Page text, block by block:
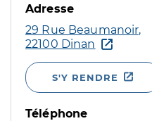
Adresse
29 Rue Beaumanoir,
22100 Dinan
S'Y RENDRE
Téléphone